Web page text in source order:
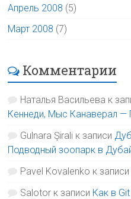
Апрель 2008 (5)
Март 2008 (7)
Комментарии
Наталья Васильева к
Кеннеди, Мыс Канаверал —
Gulnara Şirali к записи
Подводный зоопарк в
Pavel Kovalenko к
Salotor к записи Как в